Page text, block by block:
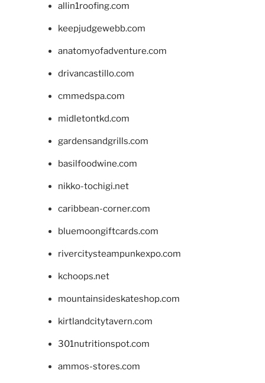
allin1roofing.com
keepjudgewebb.com
anatomyofadventure.com
drivancastillo.com
cmmedspa.com
midletontkd.com
gardensandgrills.com
basilfoodwine.com
nikko-tochigi.net
caribbean-corner.com
bluemoongiftcards.com
rivercitysteampunkexpo.com
kchoops.net
mountainsideskateshop.com
kirtlandcitytavern.com
301nutritionspot.com
ammos-stores.com